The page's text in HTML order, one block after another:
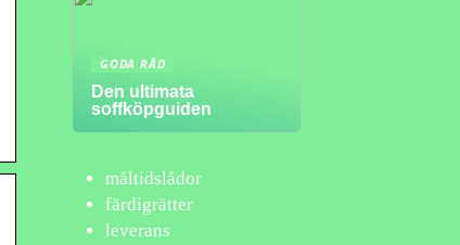
GODA RÅD
Den ultimata
soffköpguiden
måltidslådor
färdigrätter
leverans